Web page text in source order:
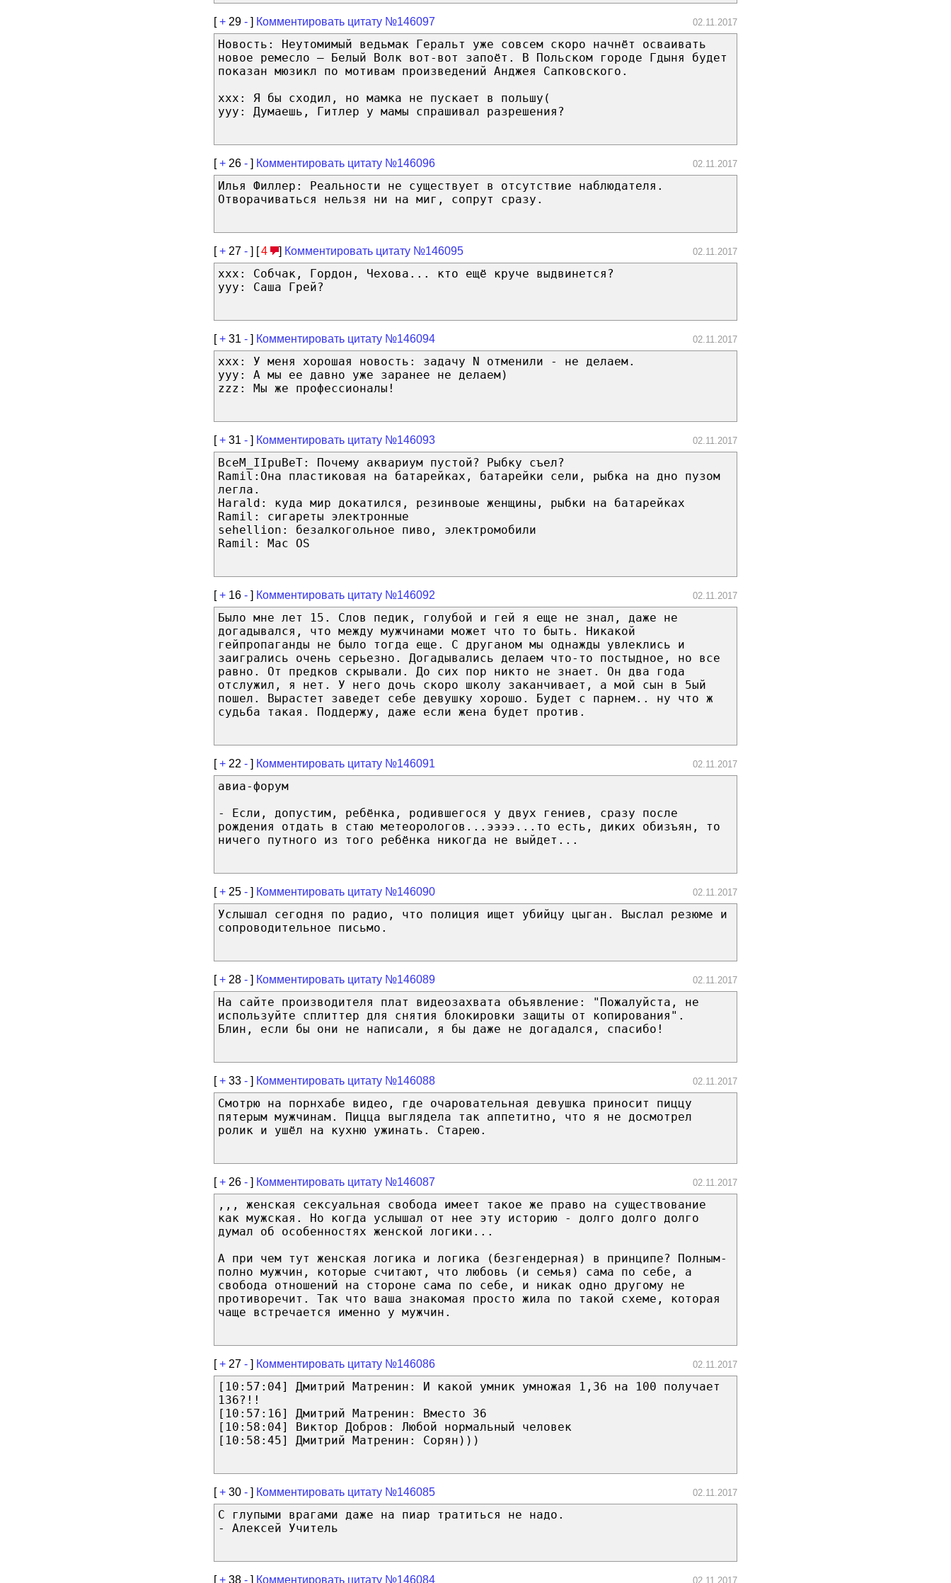
[+ 29 - ] Комментировать цитату №146097 02.11.2017
Новость: Неутомимый ведьмак Геральт уже совсем скоро начнёт осваивать
новое ремесло — Белый Волк вот-вот запоёт. В Польском городе Гдыня будет
показан мюзикл по мотивам произведений Анджея Сапковского.
xxx: Я бы сходил, но мамка не пускает в польшу(
yyy: Думаешь, Гитлер у мамы спрашивал разрешения?
[+ 26 - ] Комментировать цитату №146096 02.11.2017
Илья Филлер: Реальности не существует в отсутствие наблюдателя.
Отворачиваться нельзя ни на миг, сопрут сразу.
[+ 27 - ] [4 ] Комментировать цитату №146095 02.11.2017
xxx: Собчак, Гордон, Чехова... кто ещё круче выдвинется?
yyy: Саша Грей?
[+ 31 - ] Комментировать цитату №146094 02.11.2017
xxx: У меня хорошая новость: задачу N отменили - не делаем.
yyy: А мы ее давно уже заранее не делаем)
zzz: Мы же профессионалы!
[+ 31 - ] Комментировать цитату №146093 02.11.2017
BceM_IIpuBeT: Почему аквариум пустой? Рыбку съел?
Ramil:Она пластиковая на батарейках, батарейки сели, рыбка на дно пузом
легла.
Harald: куда мир докатился, резинвоые женщины, рыбки на батарейках
Ramil: сигареты электронные
sehellion: безалкогольное пиво, электромобили
Ramil: Mac OS
[+ 16 - ] Комментировать цитату №146092 02.11.2017
Было мне лет 15. Слов педик, голубой и гей я еще не знал, даже не
догадывался, что между мужчинами может что то быть. Никакой
гейпропаганды не было тогда еще. С друганом мы однажды увлеклись и
заигрались очень серьезно. Догадывались делаем что-то постыдное, но все
равно. От предков скрывали. До сих пор никто не знает. Он два года
отслужил, я нет. У него дочь скоро школу заканчивает, а мой сын в 5ый
пошел. Вырастет заведет себе девушку хорошо. Будет с парнем.. ну что ж
судьба такая. Поддержу, даже если жена будет против.
[+ 22 - ] Комментировать цитату №146091 02.11.2017
авиа-форум
- Если, допустим, ребёнка, родившегося у двух гениев, сразу после
рождения отдать в стаю метеорологов...ээээ...то есть, диких обизъян, то
ничего путного из того ребёнка никогда не выйдет...
[+ 25 - ] Комментировать цитату №146090 02.11.2017
Услышал сегодня по радио, что полиция ищет убийцу цыган. Выслал резюме и
сопроводительное письмо.
[+ 28 - ] Комментировать цитату №146089 02.11.2017
На сайте производителя плат видеозахвата объявление: "Пожалуйста, не
используйте сплиттер для снятия блокировки защиты от копирования".
Блин, если бы они не написали, я бы даже не догадался, спасибо!
[+ 33 - ] Комментировать цитату №146088 02.11.2017
Смотрю на порнхабе видео, где очаровательная девушка приносит пиццу
пятерым мужчинам. Пицца выглядела так аппетитно, что я не досмотрел
ролик и ушёл на кухню ужинать. Старею.
[+ 26 - ] Комментировать цитату №146087 02.11.2017
,,, женская сексуальная свобода имеет такое же право на существование
как мужская. Но когда услышал от нее эту историю - долго долго долго
думал об особенностях женской логики...
А при чем тут женская логика и логика (безгендерная) в принципе? Полным-
полно мужчин, которые считают, что любовь (и семья) сама по себе, а
свобода отношений на стороне сама по себе, и никак одно другому не
противоречит. Так что ваша знакомая просто жила по такой схеме, которая
чаще встречается именно у мужчин.
[+ 27 - ] Комментировать цитату №146086 02.11.2017
[10:57:04] Дмитрий Матренин: И какой умник умножая 1,36 на 100 получает
136?!!
[10:57:16] Дмитрий Матренин: Вместо 36
[10:58:04] Виктор Добров: Любой нормальный человек
[10:58:45] Дмитрий Матренин: Сорян)))
[+ 30 - ] Комментировать цитату №146085 02.11.2017
С глупыми врагами даже на пиар тратиться не надо.
- Алексей Учитель
[+ 38 - ] Комментировать цитату №146084 02.11.2017